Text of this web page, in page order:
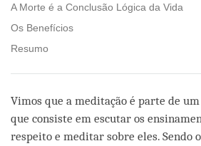
A Morte é a Conclusão Lógica da Vida
Os Benefícios
Resumo
Vimos que a meditação é parte de
que consiste em escutar os
respeito e meditar sobre eles. Sendo